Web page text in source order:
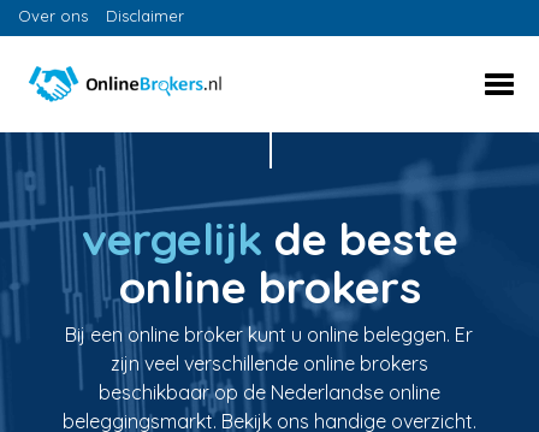
Over ons Disclaimer
vergelijk de beste
online brokers
Bij een online broker kunt u online beleggen. Er
zijn veel verschillende online brokers
beschikbaar op de Nederlandse online
beleggingsmarkt. Bekijk ons handige overzicht.